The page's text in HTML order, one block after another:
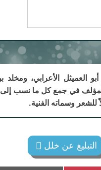
الأعرابي، ومخلد
المؤلف في جمع كل ما نسب إلى
وسماته الفنية.
التبليغ عن خلل